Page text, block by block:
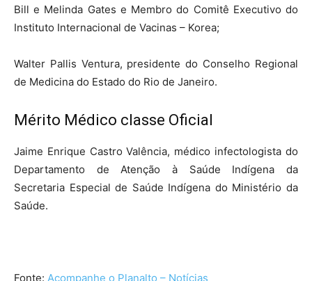
Bill e Melinda Gates e Membro do Comitê Executivo do
Instituto Internacional de Vacinas – Korea;
Walter Pallis Ventura, presidente do Conselho Regional
de Medicina do Estado do Rio de Janeiro.
Mérito Médico classe Oficial
Jaime Enrique Castro Valência, médico infectologista do
Departamento de Atenção à Saúde Indígena da
Secretaria Especial de Saúde Indígena do Ministério da
Saúde.
Fonte: Acompanhe o Planalto – Notícias